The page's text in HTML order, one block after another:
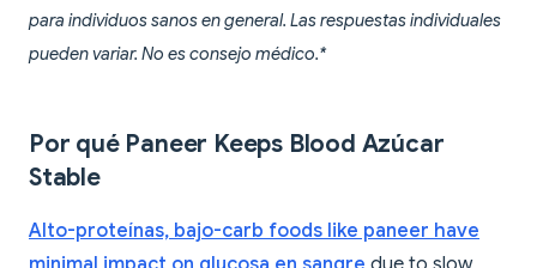
para individuos sanos en general. Las respuestas individuales
pueden variar. No es consejo médico.*
Por qué Paneer Keeps Blood Azúcar
Stable
Alto-proteínas, bajo-carb foods like paneer have